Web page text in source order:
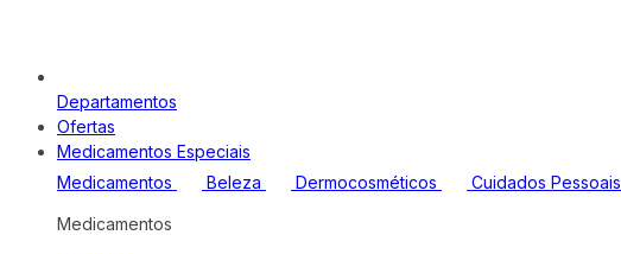
Departamentos
Ofertas
Medicamentos Especiais
Medicamentos
Beleza Dermocosméticos Cuidados Pessoais
Medicamentos